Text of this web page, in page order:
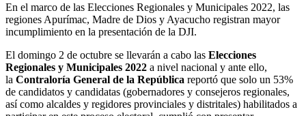
En el marco de las Elecciones Regionales y Municipales 2022, las
regiones Apurímac, Madre de Dios y Ayacucho registran mayor
incumplimiento en la presentación de la DJI.
El domingo 2 de octubre se llevarán a cabo las Elecciones
Regionales y Municipales 2022 a nivel nacional y ante ello,
la Contraloría General de la República reportó que solo un 53%
de candidatos y candidatas (gobernadores y consejeros regionales,
así como alcaldes y regidores provinciales y distritales) habilitados a